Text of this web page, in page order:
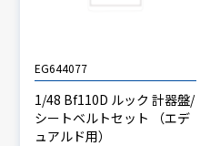
EG644077
1/48 Bf110D ルック 計器盤/
シートベルトセット （エデ
ュアルド用）